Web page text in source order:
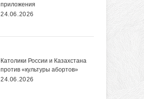
приложения
24.06.2026
Католики России и Казахстана
против «культуры абортов»
24.06.2026